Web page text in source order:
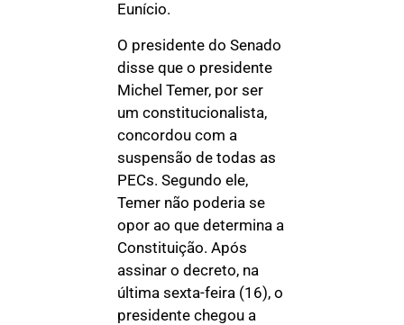
Eunício.
O presidente do Senado
disse que o presidente
Michel Temer, por ser
um constitucionalista,
concordou com a
suspensão de todas as
PECs. Segundo ele,
Temer não poderia se
opor ao que determina a
Constituição. Após
assinar o decreto, na
última sexta-feira (16), o
presidente chegou a